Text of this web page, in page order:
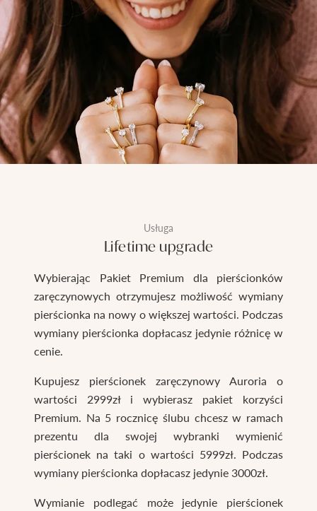
Usługa
Lifetime upgrade
Wybierając Pakiet Premium dla pierścionków
zaręczynowych otrzymujesz możliwość wymiany
pierścionka na nowy o większej wartości. Podczas
wymiany pierścionka dopłacasz jedynie różnicę w
cenie.
Kupujesz pierścionek zaręczynowy Auroria o
wartości 2999zł i wybierasz pakiet korzyści
Premium. Na 5 rocznicę ślubu chcesz w ramach
prezentu dla swojej wybranki wymienić
pierścionek na taki o wartości 5999zł. Podczas
wymiany pierścionka dopłacasz jedynie 3000zł.
Wymianie podlegać może jedynie pierścionek